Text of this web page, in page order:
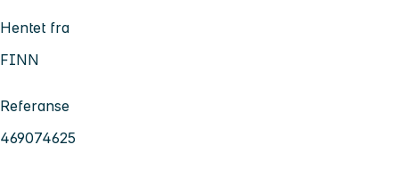
Hentet fra
FINN
Referanse
469074625